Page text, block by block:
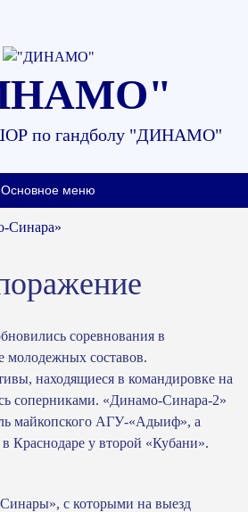
по гандболу "ДИНАМО"
Основное меню
Синара»
соревнования в
молодежных составов.
находящиеся в командировке на
соперниками. «Динамо-Синара-2»
майкопского АГУ-«Адыиф», а
Краснодаре у второй «Кубани».
с которыми на выезд